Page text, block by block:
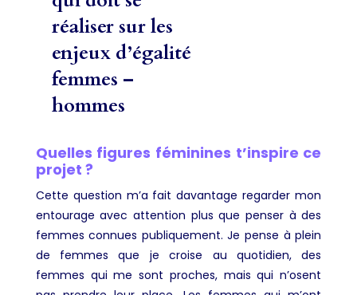
réaliser sur les
enjeux d’égalité
femmes –
hommes
Quelles figures féminines t’inspire ce
projet ?
Cette question m’a fait davantage regarder mon
entourage avec attention plus que penser à des
femmes connues publiquement. Je pense à plein
de femmes que je croise au quotidien, des
femmes qui me sont proches, mais qui n’osent